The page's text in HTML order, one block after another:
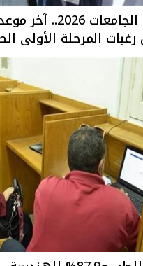
تنسيق الجامعات
المرحلة الأولى